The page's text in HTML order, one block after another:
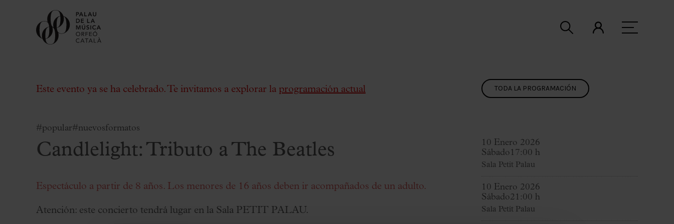
Comprar entradas
Regala Palau
Actividades complementarias
Este evento ya se ha celebrado. Te invitamos a explorar la programación actual
#popular#nuevosformatos
Candlelight: Tributo a The Beatles
Espectáculo a partir de 8 años. Los menores de 16 años deben ir acompañados de un adulto.
Atención: este concierto tendrá lugar en la Sala PETIT PALAU.
TODA LA PROGRAMACIÓN
10 Enero 2026
Sábado 17:00 h
Sala Petit Palau
10 Enero 2026
Sábado21:00 h
Sala Petit Palau